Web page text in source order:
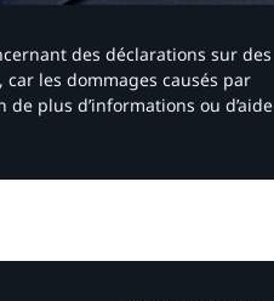
des déclarations sur des
les dommages causés par
de plus d’informations ou d’aide